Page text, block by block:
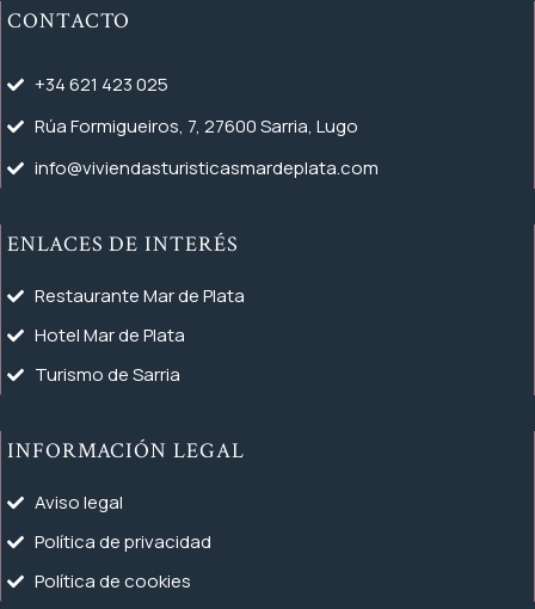
CONTACTO
+34 621 423 025
Rúa Formigueiros, 7, 27600 Sarria, Lugo
info@viviendasturisticasmardeplata.com
ENLACES DE INTERÉS
Restaurante Mar de Plata
Hotel Mar de Plata
Turismo de Sarria
INFORMACIÓN LEGAL
Aviso legal
Política de privacidad
Política de cookies